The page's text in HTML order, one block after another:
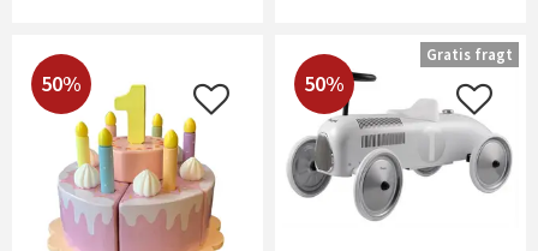
50% 50%
Gratis fragt